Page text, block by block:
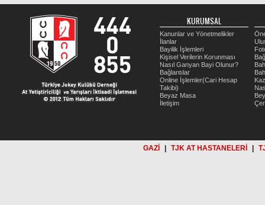
KURUMSAL
Kanunlar ve Yönetmelikler
İlanlar
Bayilik İşlemleri
Kişisel Verilerin Korunması
Nasıl Ganyan Bayi Olunur?
Bağlantılar
Online İşlemler(Cari Hesap
Takibi)
Beyaz Masa
İletişim
GAZİ TJK AT HASTANELERİ